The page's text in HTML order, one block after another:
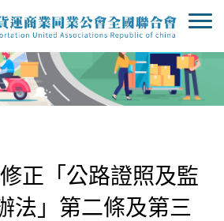
正「公路證照及監
法」第二條及第三